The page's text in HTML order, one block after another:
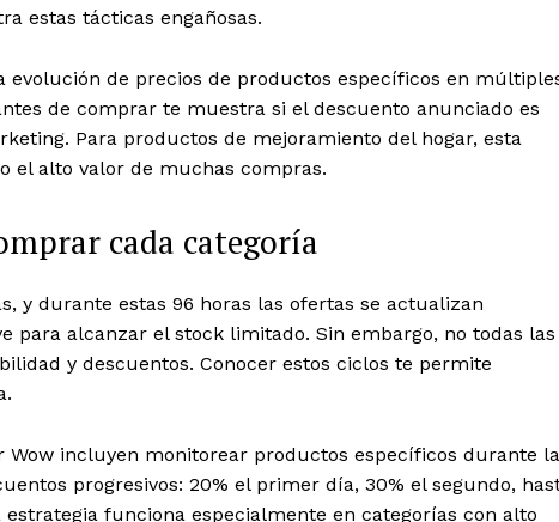
estas tácticas engañosas.
de precios de productos específicos en
de comprar te muestra si el descuento anunciado es
Para productos de mejoramiento del hogar, esta
el alto valor de muchas compras.
cada categoría
y durante estas 96 horas las ofertas se actualizan
para alcanzar el stock limitado. Sin embargo, no todas las
y descuentos. Conocer estos ciclos te permite
Wow incluyen monitorear productos específicos durante
progresivos: 20% el primer día, 30% el segundo,
funciona especialmente en categorías con alto